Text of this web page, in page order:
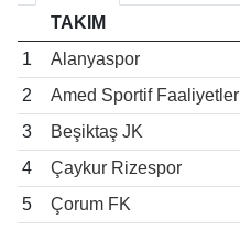
TAKIM
1
Alanyaspor
2
Amed Sportif Faaliyetler
3
Beşiktaş JK
4
Çaykur Rizespor
5
Çorum FK